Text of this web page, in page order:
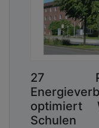
27
optimiert
Schulen